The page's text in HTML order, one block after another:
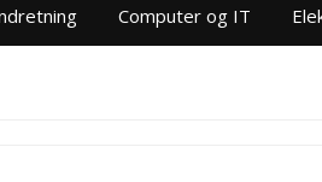
Computer og IT